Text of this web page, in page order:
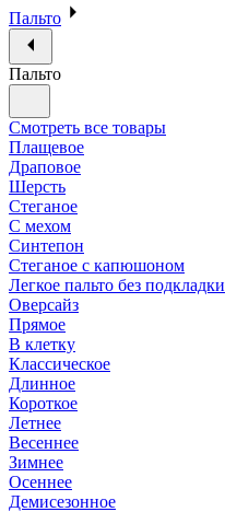
Пальто
Пальто
Смотреть все товары
Плащевое
Драповое
Шерсть
Стеганое
С мехом
Синтепон
Стеганое с капюшоном
Легкое пальто без подкладки
Оверсайз
Прямое
В клетку
Классическое
Длинное
Короткое
Летнее
Весеннее
Зимнее
Осеннее
Демисезонное